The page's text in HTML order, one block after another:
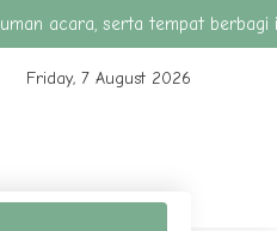
acara, serta tempat berbagi
Friday, 7 August 2026